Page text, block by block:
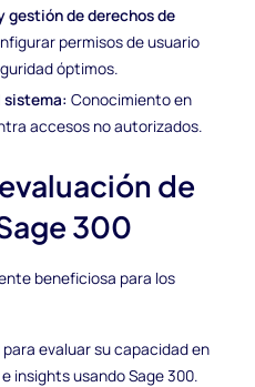
gestión de derechos de
permisos de usuario
óptimos.
sistema: Conocimiento en
accesos no autorizados.
de
300
beneficiosa para los
para evaluar su capacidad en
insights usando Sage 300.